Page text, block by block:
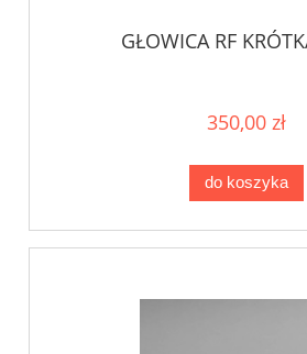
GŁOWICA RF
350,00 zł
do koszyka